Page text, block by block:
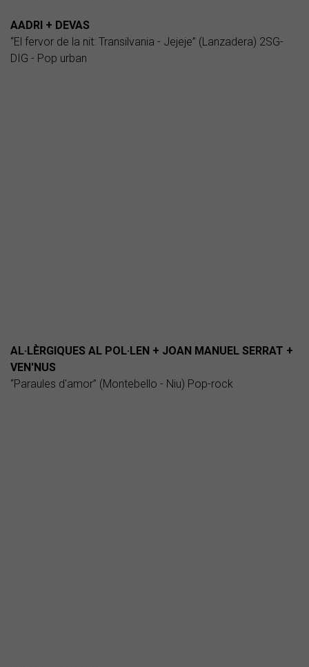
AADRI + DEVAS
“El fervor de la nit: Transilvania - Jejeje” (Lanzadera) 2SG-
DIG - Pop urban
AL·LÈRGIQUES AL POL·LEN + JOAN MANUEL SERRAT +
VEN'NUS
“Paraules d'amor” (Montebello - Niu) Pop-rock